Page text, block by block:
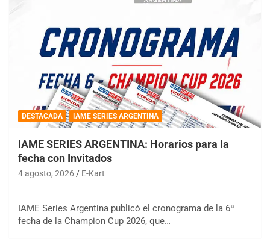
DESTACADA IAME SERIES ARGENTINA
IAME SERIES ARGENTINA: Horarios para la
fecha con Invitados
4 agosto, 2026 E-Kart
IAME Series Argentina publicó el cronograma de la 6ª
fecha de la Champion Cup 2026, que…